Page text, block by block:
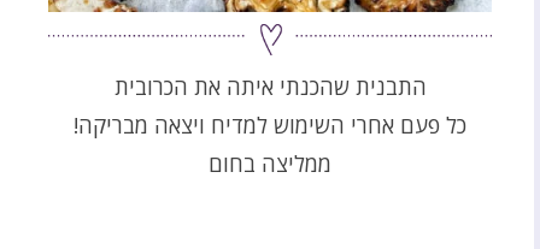
התבנית שהכנתי איתה את הכרובית
כל פעם אחרי השימוש למדיח ויצאה מבריקה!
ממליצה בחום